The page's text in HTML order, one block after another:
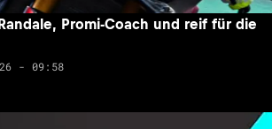
Promi-Coach und reif für die
- 09:58